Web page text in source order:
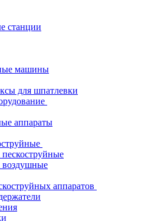
станции
машины
для шпатлевки
аппараты
пескоструйные
воздушные
аппаратов